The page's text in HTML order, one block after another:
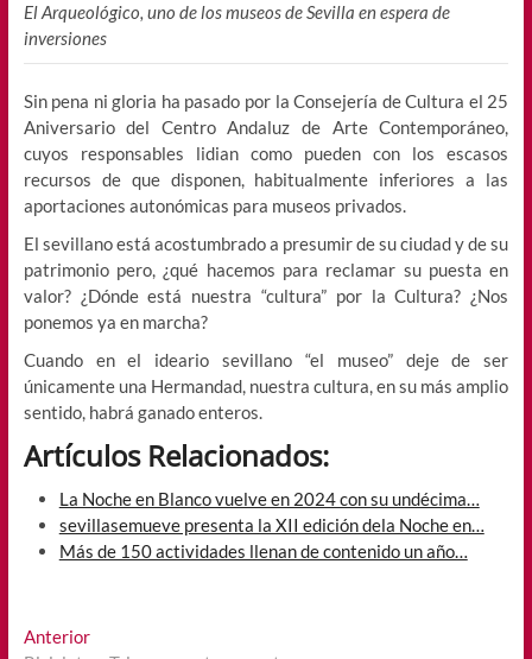
El Arqueológico, uno de los museos de Sevilla en espera de
inversiones
Sin pena ni gloria ha pasado por la Consejería de Cultura el 25
Aniversario del Centro Andaluz de Arte Contemporáneo,
cuyos responsables lidian como pueden con los escasos
recursos de que disponen, habitualmente inferiores a las
aportaciones autonómicas para museos privados.
El sevillano está acostumbrado a presumir de su ciudad y de su
patrimonio pero, ¿qué hacemos para reclamar su puesta en
valor? ¿Dónde está nuestra “cultura” por la Cultura? ¿Nos
ponemos ya en marcha?
Cuando en el ideario sevillano “el museo” deje de ser
únicamente una Hermandad, nuestra cultura, en su más amplio
sentido, habrá ganado enteros.
Artículos Relacionados:
La Noche en Blanco vuelve en 2024 con su undécima…
sevillasemueve presenta la XII edición dela Noche en…
Más de 150 actividades llenan de contenido un año…
Navegación
AnteriorEntrada